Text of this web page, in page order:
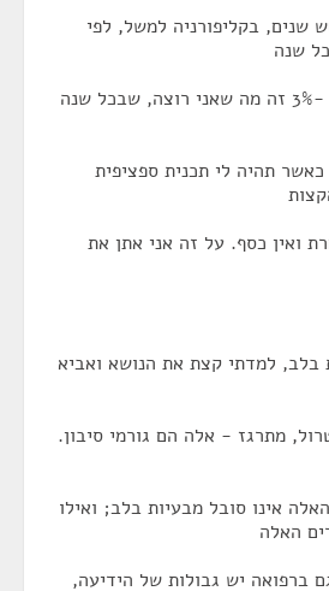
שנים, בקליפורניה למשל, לפי
שנה
הראתה התקדמות ב-2% -3% זה מה שאני רוצה, שבכל שנה
תהיה לי תכנית ספציפית
ואין כסף. על זה אני אתן את
בלב, למדתי קצת את הנושא ואביא
מתרגז - אלה הם גורמי סיבון.
אינו סובל מבעיות בלב; ואילו
האלה
ברפואה יש גבולות של הידיעה,